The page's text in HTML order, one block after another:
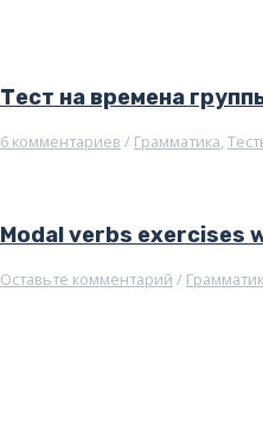
Тест на времена
6 комментариев / Грамматика,
Modal verbs exercises
Оставьте комментарий /